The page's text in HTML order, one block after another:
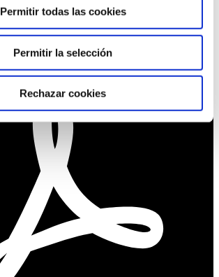
Permitir todas las cookies
Permitir la selección
Rechazar cookies